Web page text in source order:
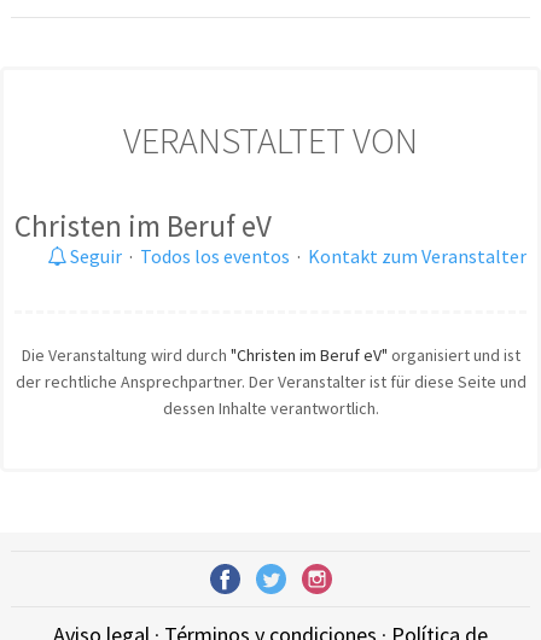
VERANSTALTET VON
Christen im Beruf eV
Seguir · Todos los eventos · Kontakt zum Veranstalter
Die Veranstaltung wird durch "Christen im Beruf eV" organisiert und ist
der rechtliche Ansprechpartner. Der Veranstalter ist für diese Seite und
dessen Inhalte verantwortlich.